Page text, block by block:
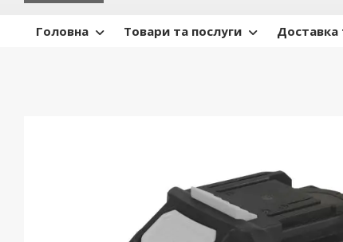
Головна Товари та послуги Доставка